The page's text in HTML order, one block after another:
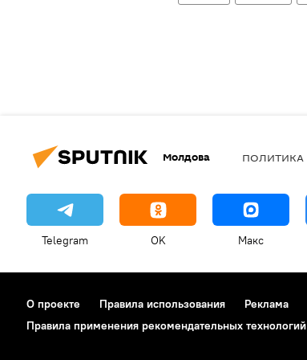
Молдова ПОЛИТИКА
Telegram OK Макс
О проекте Правила использования Реклама
Правила применения рекомендательных технологий